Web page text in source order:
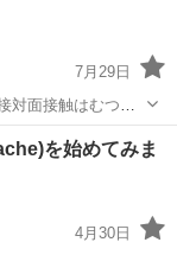
7月29日
対面接触はむつか
を始めてみま
4月30日